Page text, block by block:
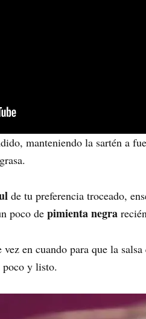
manteniendo la sartén a
de tu preferencia troceado,
poco de pimienta negra
en cuando para que la
poco y listo.